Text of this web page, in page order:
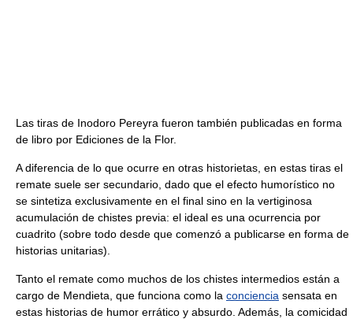
Las tiras de Inodoro Pereyra fueron también publicadas en forma
de libro por Ediciones de la Flor.
A diferencia de lo que ocurre en otras historietas, en estas tiras el
remate suele ser secundario, dado que el efecto humorístico no
se sintetiza exclusivamente en el final sino en la vertiginosa
acumulación de chistes previa: el ideal es una ocurrencia por
cuadrito (sobre todo desde que comenzó a publicarse en forma de
historias unitarias).
Tanto el remate como muchos de los chistes intermedios están a
cargo de Mendieta, que funciona como la conciencia sensata en
estas historias de humor errático y absurdo. Además, la comicidad